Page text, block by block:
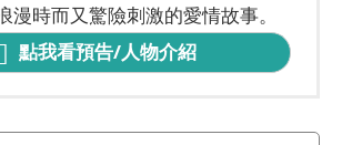
漫時而又驚險刺激的愛情故事。
點我看預告/人物介紹